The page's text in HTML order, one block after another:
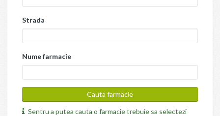
Strada
Nume farmacie
Sentru a putea cauta o farmacie trebuie sa selectezi